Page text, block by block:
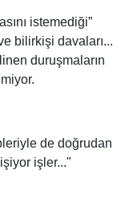
istemediği”
bilirkişi davaları...
duruşmaların
de doğrudan
işler..."